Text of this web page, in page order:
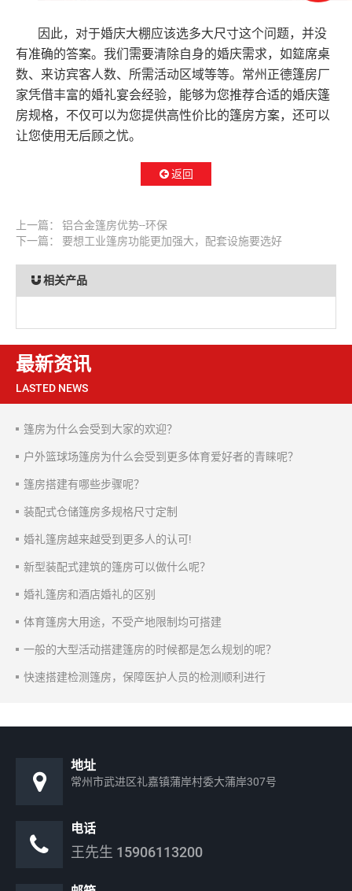
因此，对于婚庆大棚应该选多大尺寸这个问题，并没
有准确的答案。我们需要清除自身的婚庆需求，如筵席桌
数、来访宾客人数、所需活动区域等等。常州正德篷房厂
家凭借丰富的婚礼宴会经验，能够为您推荐合适的婚庆篷
房规格，不仅可以为您提供高性价比的篷房方案，还可以
让您使用无后顾之忧。
返回
上一篇： 铝合金篷房优势--环保
下一篇： 要想工业篷房功能更加强大，配套设施要选好
相关产品
最新资讯
LASTED NEWS
篷房为什么会受到大家的欢迎？
户外篮球场篷房为什么会受到更多体育爱好者的青睐呢？
篷房搭建有哪些步骤呢？
装配式仓储篷房多规格尺寸定制
婚礼篷房越来越受到更多人的认可!
新型装配式建筑的篷房可以做什么呢？
婚礼篷房和酒店婚礼的区别
体育篷房大用途，不受产地限制均可搭建
一般的大型活动搭建篷房的时候都是怎么规划的呢？
快速搭建检测篷房，保障医护人员的检测顺利进行
地址
常州市武进区礼嘉镇蒲岸村委大蒲岸307号
电话
王先生 15906113200